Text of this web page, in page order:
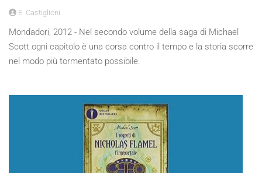
E. Castiglioni
Mondadori, 2012 - Nel secondo volume della saga di Michael
Scott ogni capitolo è una corsa contro il tempo e la storia scorre
nel modo più tormentato possibile.